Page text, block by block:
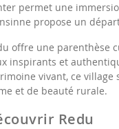
permet une
propose un
offre une parenthèse
inspirants et
vivant, ce
et de beauté rurale.
Redu